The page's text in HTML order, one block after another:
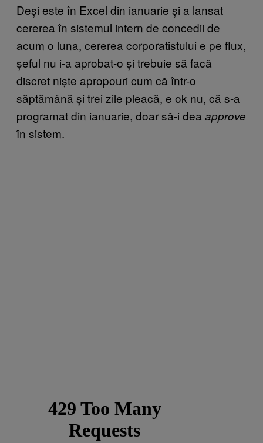
Deși este în Excel din ianuarie și a lansat
cererea în sistemul intern de concedii de
acum o luna, cererea corporatistului e pe flux,
șeful nu i-a aprobat-o și trebuie să facă
discret niște apropouri cum că într-o
săptămână și trei zile pleacă, e ok nu, că s-a
programat din ianuarie, doar să-i dea approve
în sistem.